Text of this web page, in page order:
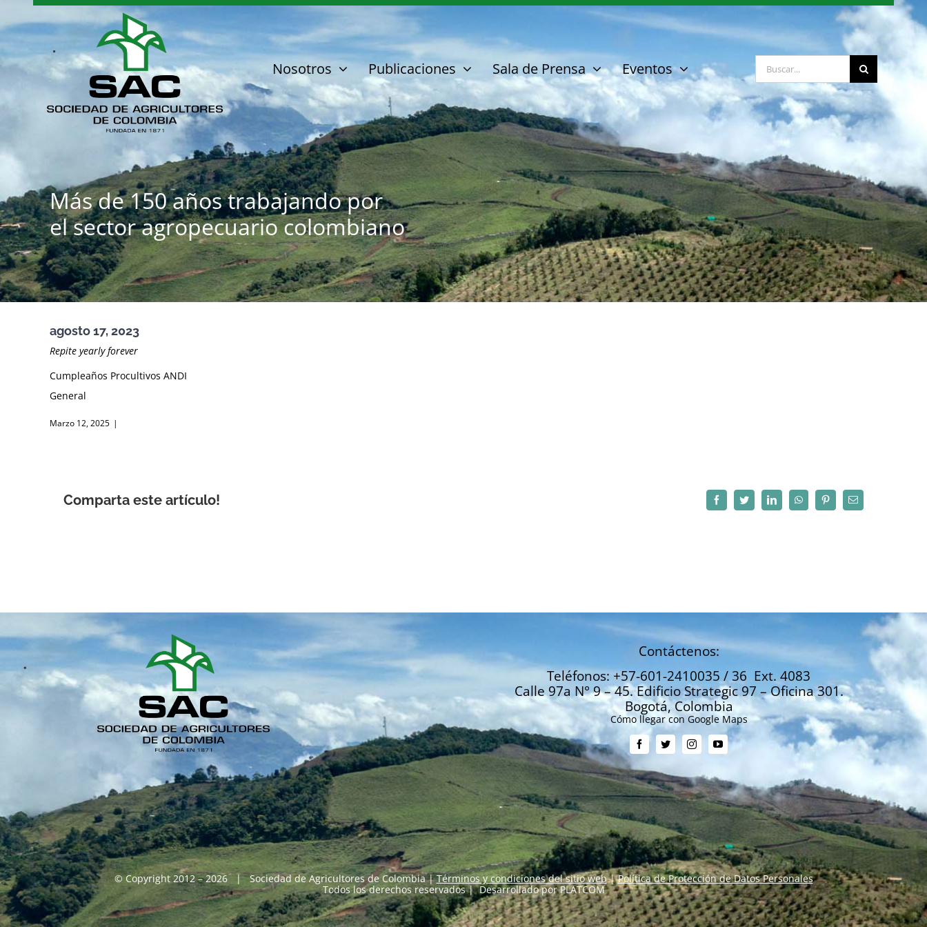
contenido
Nosotros Publicaciones Sala de Prensa Eventos Buscar:
Más de 150 años trabajando por
el sector agropecuario colombiano
agosto 17, 2023
Repite yearly forever
Cumpleaños Procultivos ANDI
General
Marzo 12, 2025 |
Comparta este artículo! FacebookTwitterLinkedInWhatsAppPinterestCorreo
electrónico
Contáctenos:
Teléfonos: +57-601-2410035 / 36 Ext. 4083
Calle 97a N° 9 – 45. Edificio Strategic 97 – Oficina 301.
Bogotá, Colombia
Cómo llegar con Google Maps
© Copyright 2012 – 2026 | Sociedad de Agricultores de Colombia |Términos y condiciones del sitio web|Política de Protección de Datos Personales
Todos los derechos reservados | Desarrollado porPLATCOM